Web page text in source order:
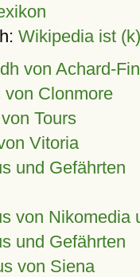
Wikipedia ist
von Achard-
von Clonmore
Tours
Vitoria
und Gefährten
von Nikomedia
und Gefährten
von Siena